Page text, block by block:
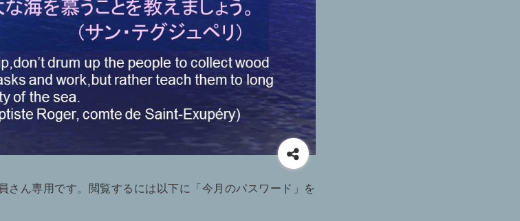
さん専用です。閲覧するには以下に「今月のパスワード」を